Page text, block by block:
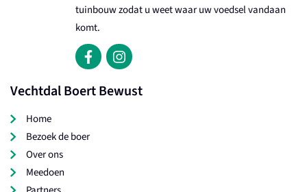
tuinbouw zodat u weet waar uw voedsel vandaan
komt.
Vechtdal Boert Bewust
Home
Bezoek de boer
Over ons
Meedoen